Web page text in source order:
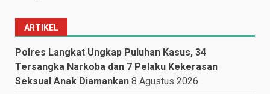
ARTIKEL
Polres Langkat Ungkap Puluhan Kasus, 34
Tersangka Narkoba dan 7 Pelaku Kekerasan
Seksual Anak Diamankan 8 Agustus 2026